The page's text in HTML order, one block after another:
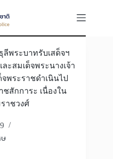
ลีพระบาทรับเสด็จฯ
ะสมเด็จพระนางเจ้า
พระราชดำเนินไป
สักการะ เนื่องใน
าชวงศ์